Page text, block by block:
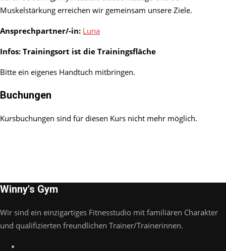
Muskelstärkung erreichen wir gemeinsam unsere Ziele.
Ansprechpartner/-in: Luna
Infos: Trainingsort ist die Trainingsfläche
Bitte ein eigenes Handtuch mitbringen.
Buchungen
Kursbuchungen sind für diesen Kurs nicht mehr möglich.
Winny's Gym
Wir sind ein einzigartiges Fitnesstudio mit familiären Charakter
und qualifizierten freundlichen Trainer/Trainerinnen.